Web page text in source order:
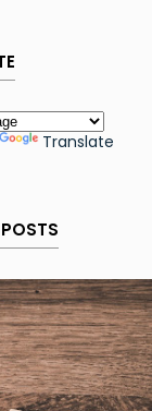
Translate